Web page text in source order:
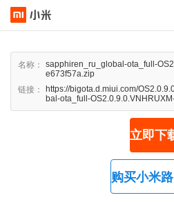
名称：
sapphiren_ru_global-ota_full-
e673f57a.zip
链接：
https://bigota.d.miui.com/
bal-ota_full-
立即下
购买小米